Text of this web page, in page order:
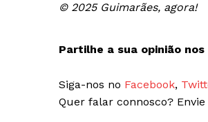
© 2025 Guimarães, agora!
Partilhe a sua opinião
Siga-nos no Facebook,
Quer falar connosco?